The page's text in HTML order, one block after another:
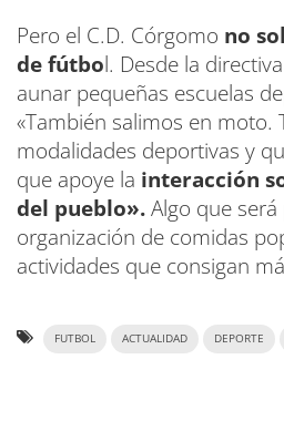
Pero el C.D. Córgomo no
de fútbol. Desde la
aunar pequeñas escuelas
«También salimos en moto.
modalidades deportivas y
que apoye la interacción
del pueblo».Algo que
organización de comidas
actividades que consigan
FUTBOL ACTUALIDAD DEPORTE